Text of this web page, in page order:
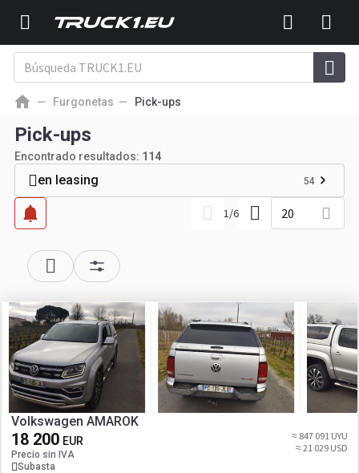
Furgonetas Pick-ups
Pick-ups
Encontrado resultados: 114
en leasing 54
1/6 20
Volkswagen AMAROK
18 200 EUR
Precio sin IVA
Subasta
≈ 847 091 UYU
≈ 21 029 USD